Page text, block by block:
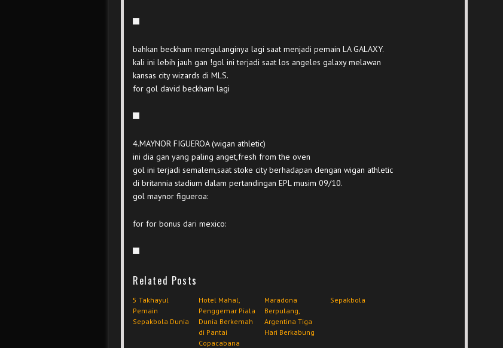
bahkan beckham mengulanginya lagi saat menjadi pemain LA GALAXY.
kali ini lebih jauh gan !gol ini terjadi saat los angeles galaxy melawan
kansas city wizards di MLS.
for gol david beckham lagi
4.MAYNOR FIGUEROA (wigan athletic)
ini dia gan yang paling anget,fresh from the oven
gol ini terjadi semalem,saat stoke city berhadapan dengan wigan athletic
di britannia stadium dalam pertandingan EPL musim 09/10.
gol maynor figueroa:
for for bonus dari mexico:
Related Posts
5 Takhayul
Pemain
Sepakbola Dunia
Hotel Mahal,
Penggemar Piala
Dunia Berkemah
di Pantai
Copacabana
Maradona
Berpulang,
Argentina Tiga
Hari Berkabung
Sepakbola